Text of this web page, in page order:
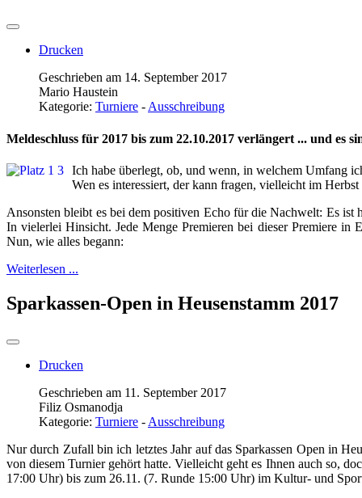
Drucken
Geschrieben am 14. September 2017
Mario Haustein
Kategorie: Turniere - Ausschreibung
Meldeschluss für 2017 bis zum 22.10.2017 verlängert ... und es
Ich habe überlegt, ob, und wenn, in welchem Umfang
Wen es interessiert, der kann fragen, vielleicht im
Ansonsten bleibt es bei dem positiven Echo für die Nachwelt: Es ist
In vielerlei Hinsicht. Jede Menge Premieren bei dieser Premiere
Nun, wie alles begann:
Weiterlesen ...
Sparkassen-Open in Heusenstamm 2017
Drucken
Geschrieben am 11. September 2017
Filiz Osmanodja
Kategorie: Turniere - Ausschreibung
Nur durch Zufall bin ich letztes Jahr auf das Sparkassen Open in
von diesem Turnier gehört hatte. Vielleicht geht es Ihnen auch so,
17:00 Uhr) bis zum 26.11. (7. Runde 15:00 Uhr) im Kultur- und